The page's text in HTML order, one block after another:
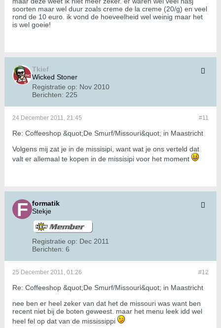
soorten maar wel duur zoals creme de la creme (20/g) en veel
rond de 10 euro. ik vond de hoeveelheid wel weinig maar het
is wel goeie!
Tkief
Wicked Stoner
Registratie op: Nov 2010
Berichten: 225
#11
24 December 2011, 21:45
Re: Coffeeshop &quot;De Smurf/Missouri&quot; in Maastricht
Volgens mij zat je in de missisipi, want wat je ons verteld dat
valt er allemaal te kopen in de missisipi voor het moment
formatik
Stekje
Registratie op: Dec 2011
Berichten: 6
#12
25 December 2011, 01:26
Re: Coffeeshop &quot;De Smurf/Missouri&quot; in Maastricht
nee ben er heel zeker van dat het de missouri was want ben
recent niet bij de boten geweest. maar het menu leek idd wel
heel fel op dat van de mississippi